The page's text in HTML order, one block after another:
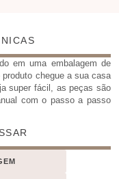
em uma embalagem de
chegue a sua casa
super fácil, as peças são
com o passo a passo